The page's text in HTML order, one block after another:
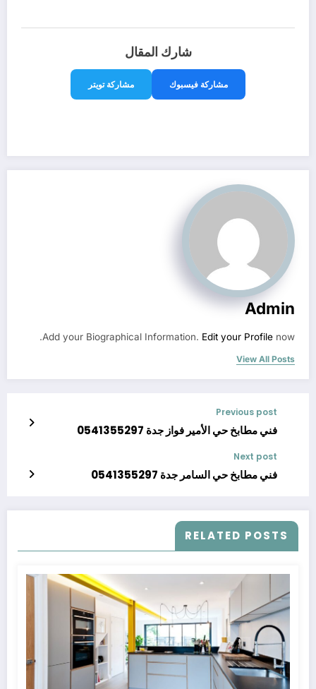
شارك المقال
مشاركة فيسبوك مشاركة تويتر
Admin
Add your Biographical Information. Edit your Profile now.
View All Posts
Previous post
فني مطابخ حي الأمير فواز جدة 0541355297
Next post
فني مطابخ حي السامر جدة 0541355297
RELATED POSTS